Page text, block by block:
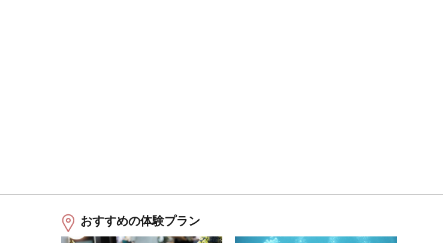
おすすめの体験プラン